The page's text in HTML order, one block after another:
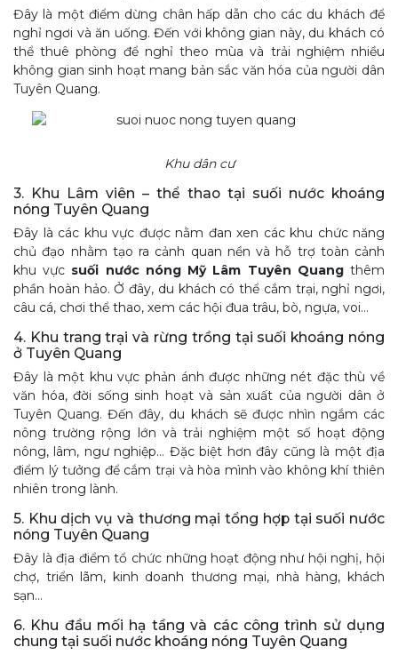
Đây là một điểm dừng chân hấp dẫn cho các du khách để
nghỉ ngơi và ăn uống. Đến với không gian này, du khách có
thể thuê phòng để nghỉ theo mùa và trải nghiệm nhiều
không gian sinh hoạt mang bản sắc văn hóa của người dân
Tuyên Quang.
Khu dân cư
3. Khu Lâm viên – thể thao tại suối nước khoáng
nóng Tuyên Quang
Đây là các khu vực được nằm đan xen các khu chức năng
chủ đạo nhằm tạo ra cảnh quan nền và hỗ trợ toàn cảnh
khu vực suối nước nóng Mỹ Lâm Tuyên Quangthêm
phần hoàn hảo. Ở đây, du khách có thể cắm trại, nghỉ ngơi,
câu cá, chơi thể thao, xem các hội đua trâu, bò, ngựa, voi…
4. Khu trang trại và rừng trồng tại suối khoáng nóng
ở Tuyên Quang
Đây là một khu vực phản ánh được những nét đặc thù về
văn hóa, đời sống sinh hoạt và sản xuất của người dân ở
Tuyên Quang. Đến đây, du khách sẽ được nhìn ngắm các
nông trường rộng lớn và trải nghiệm một số hoạt động
nông, lâm, ngư nghiệp… Đặc biệt hơn đây cũng là một địa
điểm lý tưởng để cắm trại và hòa mình vào không khí thiên
nhiên trong lành.
5. Khu dịch vụ và thương mại tổng hợp tại suối nước
nóng Tuyên Quang
Đây là địa điểm tổ chức những hoạt động như hội nghị, hội
chợ, triển lãm, kinh doanh thương mại, nhà hàng, khách
sạn…
6. Khu đầu mối hạ tầng và các công trình sử dụng
chung tại suối nước khoáng nóng Tuyên Quang